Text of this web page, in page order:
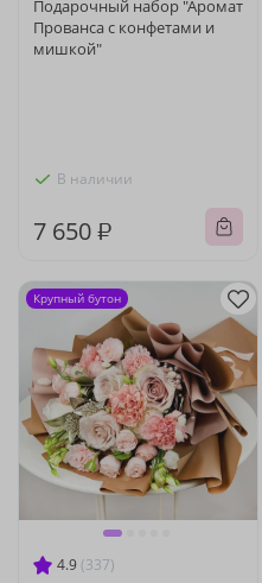
Подарочный набор "Аромат
Прованса с конфетами и
мишкой"
В наличии
7 650 ₽
4.9 (337)
Крупный бутон